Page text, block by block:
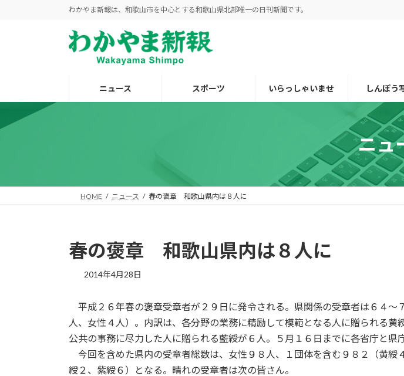
キ
に
わかやま新報は、和歌山市を中心とする和歌山県北部唯一の日刊新聞です。
ニュース スポーツ いらっしゃいませ しんぽう
ニュ
HOME ニュース 春の褒章 和歌山県内は８人に
春の褒章 和歌山県内は８人に
2014年4月28日
平成２６年春の褒章受章者が２９日に発令される。県関係の受章者は６４～
人、女性４人）。内訳は、各分野の業務に精励して模範となる人に贈られる黄
公共の事務に尽力した人に贈られる藍綬が６人。５月１６日までに各省庁と県
今回を含めた県内の受章者総数は、女性９８人、１団体を含む９８２（黄綬
綬２、紫綬６）となる。晴れの受章者は次の皆さん。